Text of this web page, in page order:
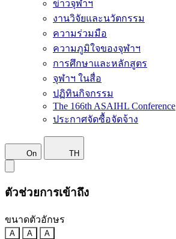
ข่าวจุฬาฯ
งานวิจัยและนวัตกรรม
ความร่วมมือ
ความภูมิใจของจุฬาฯ
การศึกษาและหลักสูตร
จุฬาฯ ในสื่อ
ปฏิทินกิจกรรม
The 166th ASAIHL Conference
ประกาศจัดซื้อจัดจ้าง
On TH
ตัวช่วยการเข้าถึง
ขนาดตัวอักษร
A A A